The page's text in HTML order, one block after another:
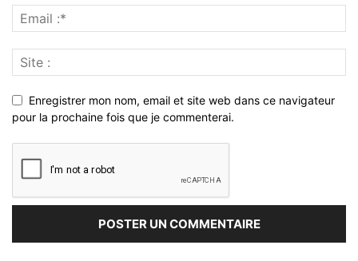
Enregistrer mon nom, email et site web dans ce navigateur
pour la prochaine fois que je commenterai.